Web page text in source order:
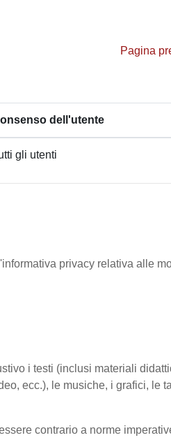
Pagina
dell'utente
gli utenti
privacy relativa alle
i testi (inclusi materiali
ecc.), le musiche, i grafici, le
contrario a norme